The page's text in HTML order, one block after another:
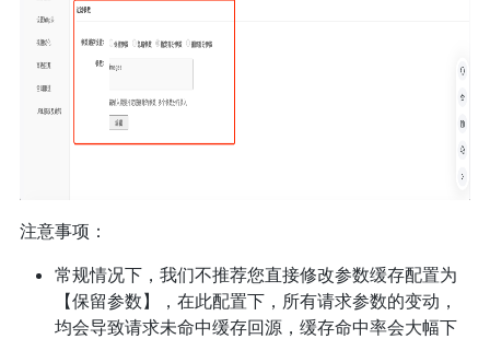
注意事项：
常规情况下，我们不推荐您直接修改参数缓存配置为
【保留参数】，在此配置下，所有请求参数的变动，
均会导致请求未命中缓存回源，缓存命中率会大幅下